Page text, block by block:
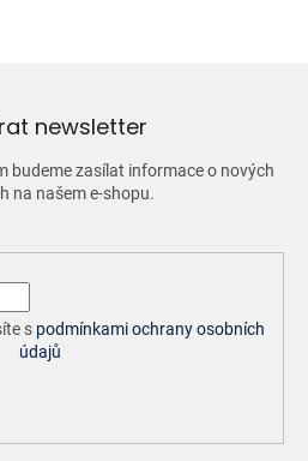
v
k
y
v
ý
i
newsletter
budeme zasílat informace o nových
na našem e-shopu.
s podmínkami ochrany osobních
údajů